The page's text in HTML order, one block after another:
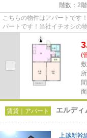
階数：2
こちらの物件はアパートです
パートです！当社イチオシの
い！本庄市エリアにある賃貸...
(
賃貸｜アパート エルディ
上越新幹